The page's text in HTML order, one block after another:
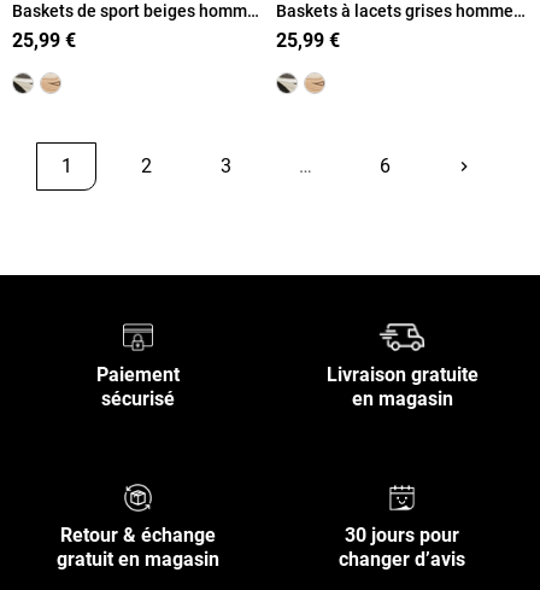
Baskets de sport beiges homme
(40-46)
25,99 €
Baskets à lacets grises homme
(40-46)
25,99 €
1 2 3 … 6 keyboard_arrow_rightSuivant
Paiement
sécurisé
Livraison gratuite
en magasin
Retour & échange
gratuit en magasin
30 jours pour
changer d’avis